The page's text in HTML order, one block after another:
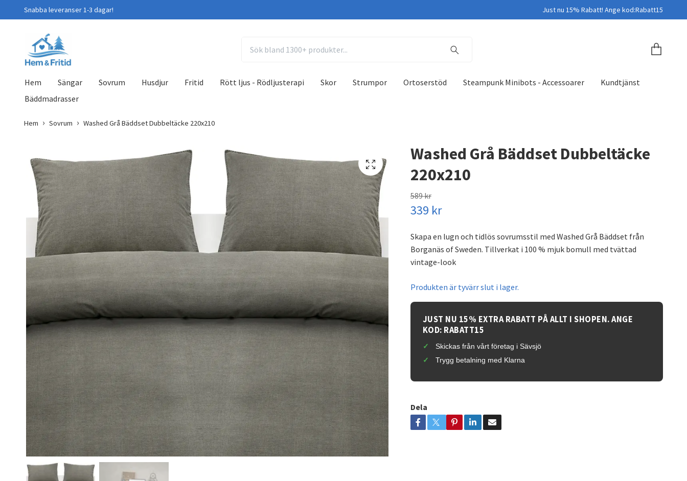
Snabba leveranser 1-3 dagar! Just nu 15% Rabatt! Ange kod:Rabatt15
Hem Sängar Sovrum Husdjur Fritid Rött ljus - Rödljusterapi Skor Strumpor Ortoserstöd Steampunk Minibots - Accessoarer
Kundtjänst
Bäddmadrasser
Hem Sovrum Washed Grå Bäddset Dubbeltäcke 220x210
Washed Grå Bäddset Dubbeltäcke
220x210
589 kr
339 kr
Skapa en lugn och tidlös sovrumsstil med Washed Grå Bäddset från
Borganäs of Sweden. Tillverkat i 100 % mjuk bomull med tvättad
vintage-look
Produkten är tyvärr slut i lager.
JUST NU 15% EXTRA RABATT PÅ ALLT I SHOPEN. ANGE
KOD: RABATT15
Skickas från vårt företag i Sävsjö
Trygg betalning med Klarna
Dela